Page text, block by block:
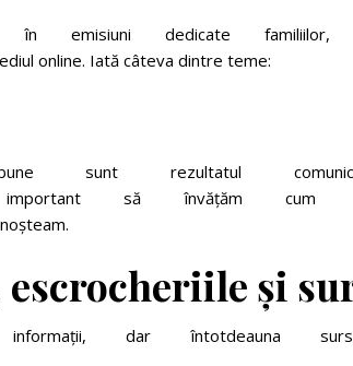
dedicate familiilor,
online. Iată câteva dintre teme:
rezultatul
să învățăm cum
escrocheriile și
dar întotdeauna